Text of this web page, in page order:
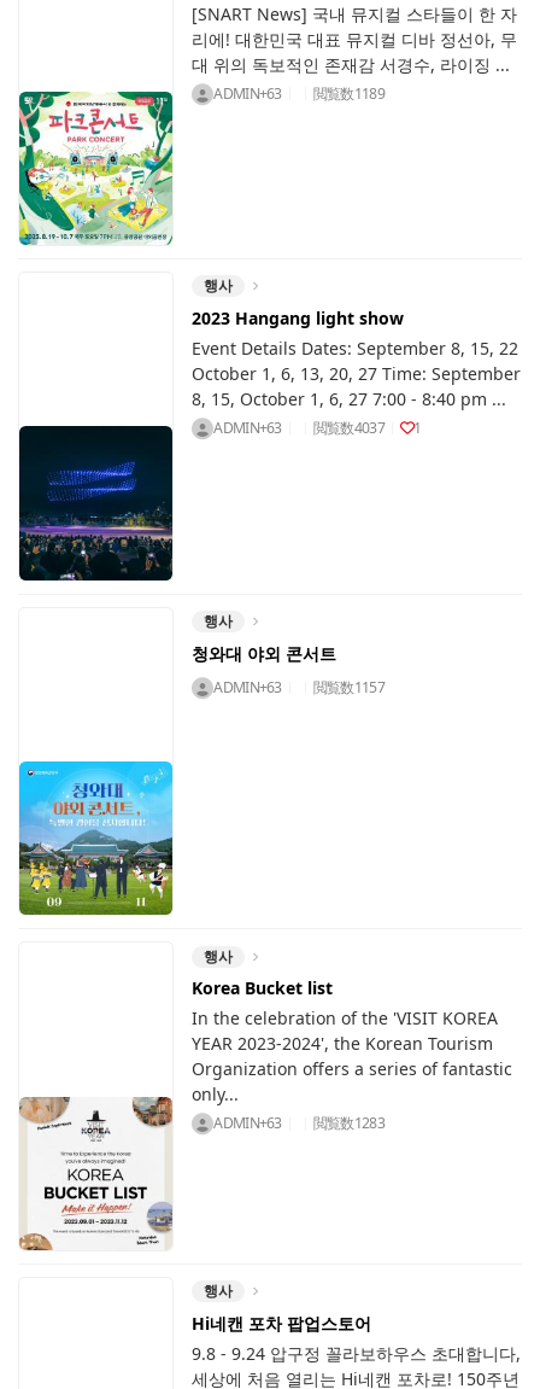
[SNART News] 국내 뮤지컬 스타들이 한 자
리에! 대한민국 대표 뮤지컬 디바 정선아, 무
대 위의 독보적인 존재감 서경수, 라이징 ...
ADMIN+63 閲覧数1189
행사
2023 Hangang light show
Event Details Dates: September 8, 15, 22
October 1, 6, 13, 20, 27 Time: September
8, 15, October 1, 6, 27 7:00 - 8:40 pm ...
ADMIN+63 閲覧数4037 1
행사
청와대 야외 콘서트
ADMIN+63 閲覧数1157
행사
Korea Bucket list
In the celebration of the 'VISIT KOREA
YEAR 2023-2024', the Korean Tourism
Organization offers a series of fantastic
only...
ADMIN+63 閲覧数1283
행사
Hi네캔 포차 팝업스토어
9.8 - 9.24 압구정 꼴라보하우스 초대합니다,
세상에 처음 열리는 Hi네캔 포차로! 150주년